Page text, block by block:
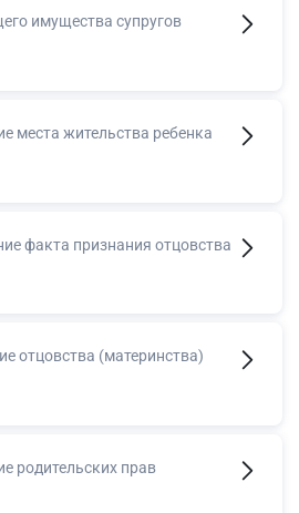
имущества супругов
места жительства ребенка
факта признания отцовства
отцовства (материнства)
родительских прав